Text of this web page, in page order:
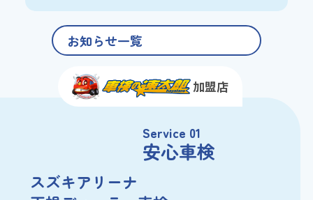
お知らせ一覧
加盟店
Service 01
安心車検
スズキアリーナ